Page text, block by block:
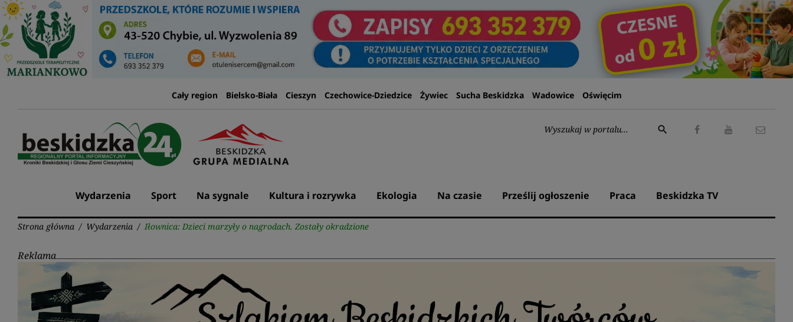
Przejdź
do
treści
Cały region Bielsko-Biała Cieszyn Czechowice-Dziedzice Żywiec Sucha Beskidzka Wadowice Oświęcim
Wyszukaj:
search
Wydarzenia Sport Na sygnale Kultura i rozrywka Ekologia Na czasie Prześlij ogłoszenie Praca Beskidzka TV
Strona główna / Wydarzenia / Iłownica: Dzieci marzyły o nagrodach. Zostały okradzione
Reklama